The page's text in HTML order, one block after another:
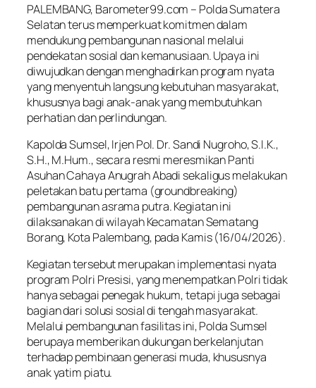
PALEMBANG, Barometer99.com – Polda Sumatera
Selatan terus memperkuat komitmen dalam
mendukung pembangunan nasional melalui
pendekatan sosial dan kemanusiaan. Upaya ini
diwujudkan dengan menghadirkan program nyata
yang menyentuh langsung kebutuhan masyarakat,
khususnya bagi anak-anak yang membutuhkan
perhatian dan perlindungan.
Kapolda Sumsel, Irjen Pol. Dr. Sandi Nugroho, S.I.K.,
S.H., M.Hum., secara resmi meresmikan Panti
Asuhan Cahaya Anugrah Abadi sekaligus melakukan
peletakan batu pertama (groundbreaking)
pembangunan asrama putra. Kegiatan ini
dilaksanakan di wilayah Kecamatan Sematang
Borang, Kota Palembang, pada Kamis (16/04/2026).
Kegiatan tersebut merupakan implementasi nyata
program Polri Presisi, yang menempatkan Polri tidak
hanya sebagai penegak hukum, tetapi juga sebagai
bagian dari solusi sosial di tengah masyarakat.
Melalui pembangunan fasilitas ini, Polda Sumsel
berupaya memberikan dukungan berkelanjutan
terhadap pembinaan generasi muda, khususnya
anak yatim piatu.